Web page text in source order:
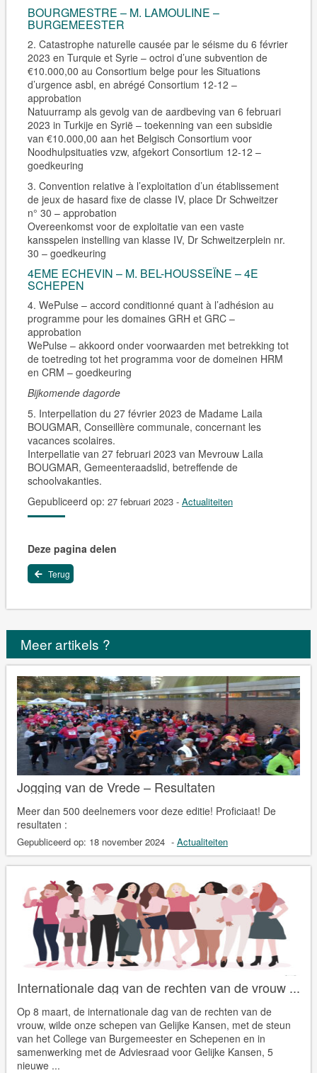
BOURGMESTRE – M. LAMOULINE –
BURGEMEESTER
2. Catastrophe naturelle causée par le séisme du 6 février
2023 en Turquie et Syrie – octroi d’une subvention de
€10.000,00 au Consortium belge pour les Situations
d’urgence asbl, en abrégé Consortium 12-12 –
approbation
Natuurramp als gevolg van de aardbeving van 6 februari
2023 in Turkije en Syrië – toekenning van een subsidie
van €10.000,00 aan het Belgisch Consortium voor
Noodhulpsituaties vzw, afgekort Consortium 12-12 –
goedkeuring
3. Convention relative à l’exploitation d’un établissement
de jeux de hasard fixe de classe IV, place Dr Schweitzer
n° 30 – approbation
Overeenkomst voor de exploitatie van een vaste
kansspelen instelling van klasse IV, Dr Schweitzerplein nr.
30 – goedkeuring
4EME ECHEVIN – M. BEL-HOUSSEÏNE – 4E
SCHEPEN
4. WePulse – accord conditionné quant à l’adhésion au
programme pour les domaines GRH et GRC –
approbation
WePulse – akkoord onder voorwaarden met betrekking tot
de toetreding tot het programma voor de domeinen HRM
en CRM – goedkeuring
Bijkomende dagorde
5. Interpellation du 27 février 2023 de Madame Laila
BOUGMAR, Conseillère communale, concernant les
vacances scolaires.
Interpellatie van 27 februari 2023 van Mevrouw Laila
BOUGMAR, Gemeenteraadslid, betreffende de
schoolvakanties.
Gepubliceerd op: 27 februari 2023 - Actualiteiten
Deze pagina delen
Terug
Meer artikels ?
Jogging van de Vrede – Resultaten
Meer dan 500 deelnemers voor deze editie! Proficiaat! De
resultaten :
Gepubliceerd op: 18 november 2024 - Actualiteiten
Internationale dag van de rechten van de vrouw ...
Op 8 maart, de internationale dag van de rechten van de
vrouw, wilde onze schepen van Gelijke Kansen, met de steun
van het College van Burgemeester en Schepenen en in
samenwerking met de Adviesraad voor Gelijke Kansen, 5
nieuwe ...